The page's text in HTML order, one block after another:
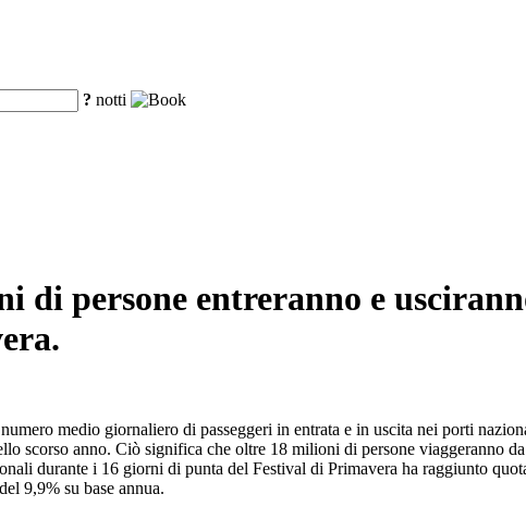
? notti
di persone entreranno e
medio giornaliero di passeggeri in entrata e in uscita nei porti
scorso anno. Ciò significa che oltre 18 milioni di persone viaggeranno
durante i 16 giorni di punta del Festival di Primavera ha raggiunto
9,9% su base annua.